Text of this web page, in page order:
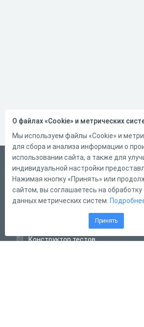
Русский
Справка
Форма обратной связи
Конструктор тестов
О файлах «Cookie» и метрических
Мы используем файлы «Cookie» и
для сбора и анализа информации о
использовании сайта, а также для
индивидуальной настройки
Нажимая кнопку «Принять» или
сайтом, вы соглашаетесь на обработку
данных метрических систем.
Принять